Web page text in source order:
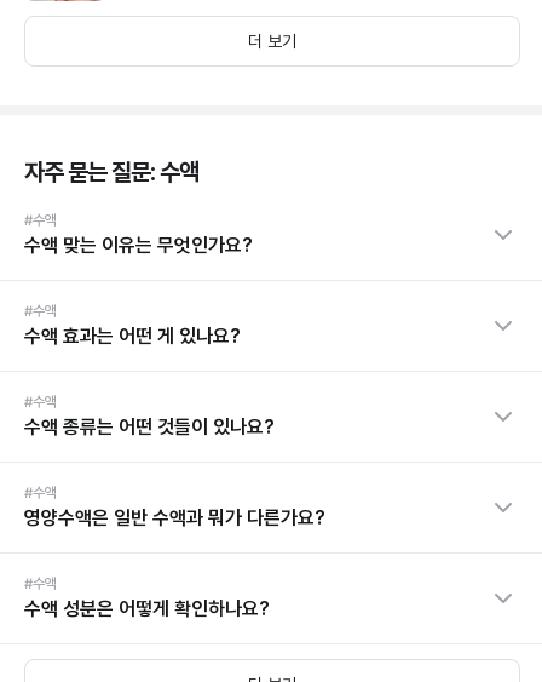
더 보기
자주 묻는 질문: 수액
#수액
수액 맞는 이유는 무엇인가요?
#수액
수액 효과는 어떤 게 있나요?
#수액
수액 종류는 어떤 것들이 있나요?
#수액
영양수액은 일반 수액과 뭐가 다른가요?
#수액
수액 성분은 어떻게 확인하나요?